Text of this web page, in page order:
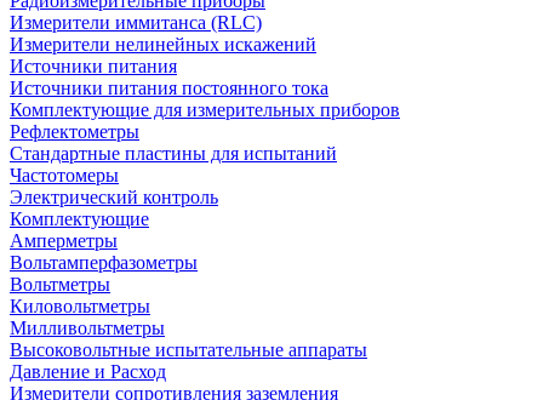
Измерители иммитанса (RLC)
Измерители нелинейных искажений
Источники питания
Источники питания постоянного тока
Комплектующие для измерительных приборов
Рефлектометры
Стандартные пластины для испытаний
Частотомеры
Электрический контроль
Комплектующие
Амперметры
Вольтамперфазометры
Вольтметры
Киловольтметры
Милливольтметры
Высоковольтные испытательные аппараты
Давление и Расход
Измерители сопротивления заземления